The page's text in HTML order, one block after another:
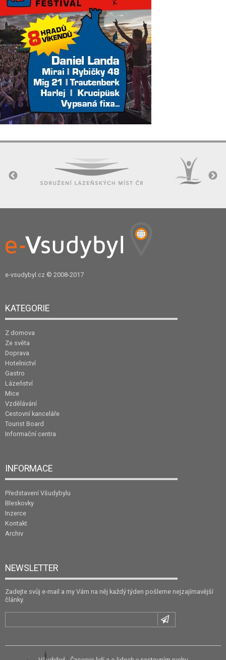
e-vsudybyl.cz © 2008-2017
KATEGORIE
Z domova
Ze světa
Doprava
Hotelnictví
Gastro
Lázeňství
Mice
Vzdělávání
Cestovní kanceláře
Tourist Board
Informační centra
INFORMACE
Představení Všudybylu
Bleskovky
Inzerce
Kontakt
Archiv
NEWSLETTER
Zadejte svůj e-mail a my Vám na něj každý týden pošleme nejzajímavější
články.